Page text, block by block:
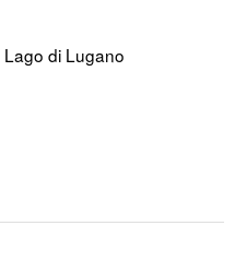
di Lugano